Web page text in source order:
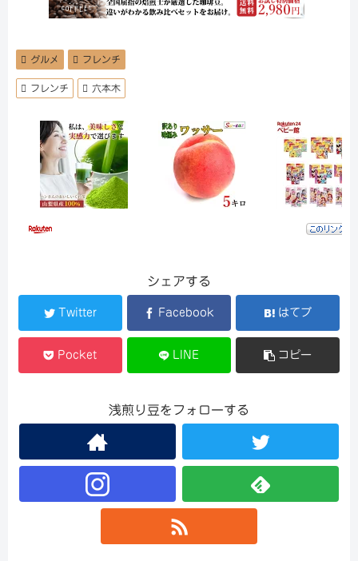
グルメ フレンチ
フレンチ 六本木
シェアする
Twitter Facebook はてブ
Pocket LINE コピー
浅煎り豆をフォローする